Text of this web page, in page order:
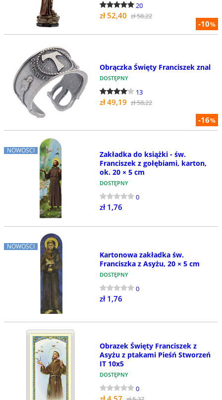
-10%
20
zł 52,40 zł 58,22
-16%
Obrączka Święty Franciszek znal
DOSTĘPNY
13
zł 49,19 zł 58,22
NOWOŚCI
Zakładka do książki - św.
Franciszek z gołębiami, karton,
ok. 20 × 5 cm
DOSTĘPNY
0
zł 1,76
NOWOŚCI
Kartonowa zakładka św.
Franciszka z Asyżu, 20 × 5 cm
DOSTĘPNY
0
zł 1,76
Obrazek Święty Franciszek z
Asyżu z ptakami Pieśń Stworzeń
IT 10x5
DOSTĘPNY
0